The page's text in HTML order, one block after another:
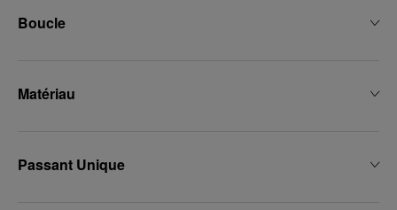
Boucle
Matériau
Passant Unique